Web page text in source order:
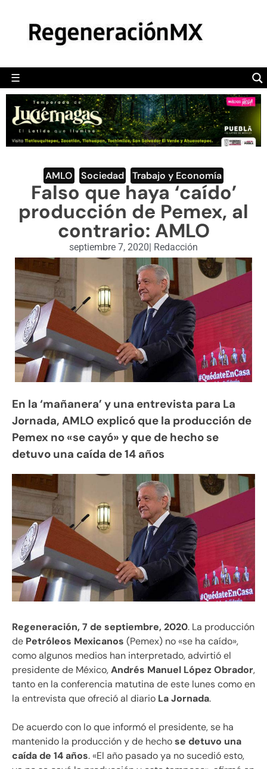
☰
POLÍTICA
CAMALEÓN
OPINIÓN
DEPORTES
ENGLISH SECTION
VIDEOS
AMLO Sociedad Trabajo y Economía
Falso que haya ‘caído’
producción de Pemex, al
contrario: AMLO
septiembre 7, 2020| Redacción
En la ‘mañanera’ y una entrevista para La
Jornada, AMLO explicó que la producción de
Pemex no «se cayó» y que de hecho se
detuvo una caída de 14 años
Regeneración, 7 de septiembre, 2020. La producción
de Petróleos Mexicanos (Pemex) no «se ha caído»,
como algunos medios han interpretado, advirtió el
presidente de México,Andrés Manuel López Obrador,
tanto en la conferencia matutina de este lunes como en
la entrevista que ofreció al diario La Jornada.
De acuerdo con lo que informó el presidente, se ha
mantenido la producción y de hechose detuvo una
caída de 14 años. «El año pasado ya no sucedió esto,